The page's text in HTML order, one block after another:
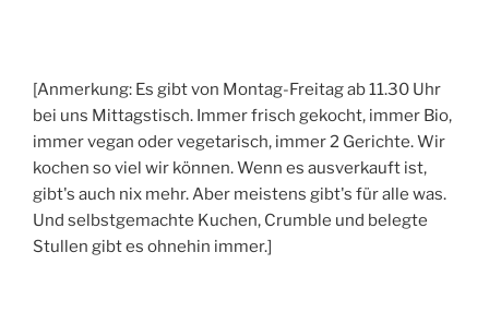
[Anmerkung: Es gibt von Montag-Freitag ab 11.30 Uhr
bei uns Mittagstisch. Immer frisch gekocht, immer Bio,
immer vegan oder vegetarisch, immer 2 Gerichte. Wir
kochen so viel wir können. Wenn es ausverkauft ist,
gibt's auch nix mehr. Aber meistens gibt's für alle was.
Und selbstgemachte Kuchen, Crumble und belegte
Stullen gibt es ohnehin immer.]